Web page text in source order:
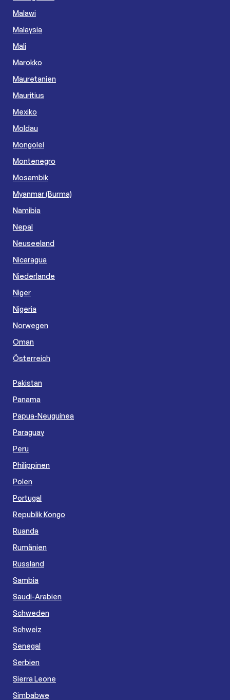
Malawi
Malaysia
Mali
Marokko
Mauretanien
Mauritius
Mexiko
Moldau
Mongolei
Montenegro
Mosambik
Myanmar (Burma)
Namibia
Nepal
Neuseeland
Nicaragua
Niederlande
Niger
Nigeria
Norwegen
Oman
Österreich
Pakistan
Panama
Papua-Neuguinea
Paraguay
Peru
Philippinen
Polen
Portugal
Republik Kongo
Ruanda
Rumänien
Russland
Sambia
Saudi-Arabien
Schweden
Schweiz
Senegal
Serbien
Sierra Leone
Simbabwe